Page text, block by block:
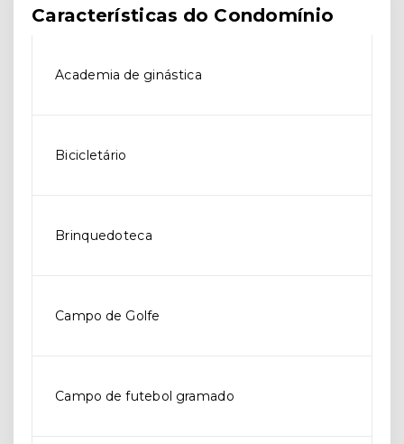
Características do Condomínio
Academia de ginástica
Bicicletário
Brinquedoteca
Campo de Golfe
Campo de futebol gramado